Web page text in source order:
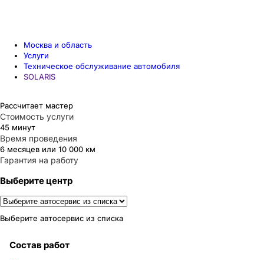
Москва и область
Услуги
Техническое обслуживание автомобиля
SOLARIS
Рассчитает мастер
Стоимость услуги
45 минут
Время проведения
6 месяцев или 10 000 км
Гарантия на работу
Выберите центр
Выберите автосервис из списка
Состав работ